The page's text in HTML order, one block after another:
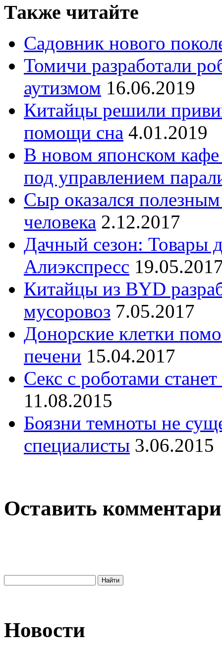
Также читайте
Садовник нового
Томичи разработали
аутизмом 16.06.2019
Китайцы решили
помощи сна 4.01.2019
В новом японском
под управлением
Сыр оказался
человека 2.12.2017
Дачный сезон: Товары
Алиэкспресс
Китайцы из BYD
мусоровоз 7.05.2017
Донорские клетки
печени 15.04.2017
Секс с роботами
11.08.2015
Боязни темноты не
специалисты 3.06.2015
Оставить
Новости